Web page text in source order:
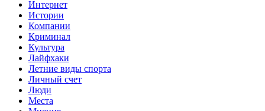
Интернет
Истории
Компании
Криминал
Культура
Лайфхаки
Летние виды спорта
Личный счет
Люди
Места